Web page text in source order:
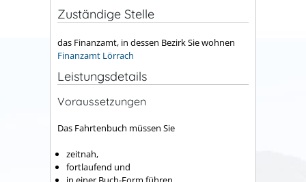
Zuständige Stelle
das Finanzamt, in dessen Bezirk Sie wohnen
Finanzamt Lörrach
Leistungsdetails
Voraussetzungen
Das Fahrtenbuch müssen Sie
zeitnah,
fortlaufend und